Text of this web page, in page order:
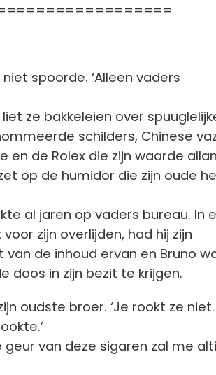
spoorde. ‘Alleen vaders
ze bakkeleien over
schilders, Chinese
de Rolex die zijn waarde
op de humidor die zijn oude
al jaren op vaders bureau. In
zijn overlijden, had hij zijn
de inhoud ervan en Bruno
doos in zijn bezit te krijgen.
oudste broer. ‘Je rookt ze
geur van deze sigaren zal me